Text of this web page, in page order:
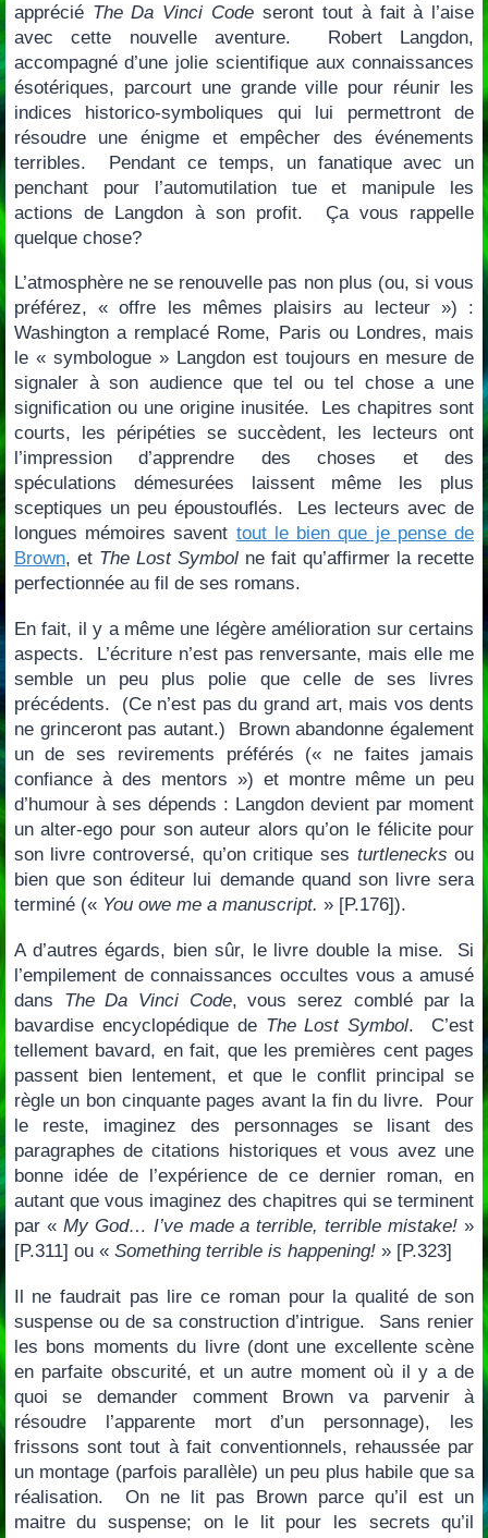
apprécié The Da Vinci Code seront tout à fait à l’aise
avec cette nouvelle aventure. Robert Langdon,
accompagné d’une jolie scientifique aux connaissances
ésotériques, parcourt une grande ville pour réunir les
indices historico-symboliques qui lui permettront de
résoudre une énigme et empêcher des événements
terribles. Pendant ce temps, un fanatique avec un
penchant pour l’automutilation tue et manipule les
actions de Langdon à son profit. Ça vous rappelle
quelque chose?
L’atmosphère ne se renouvelle pas non plus (ou, si vous
préférez, « offre les mêmes plaisirs au lecteur ») :
Washington a remplacé Rome, Paris ou Londres, mais
le « symbologue » Langdon est toujours en mesure de
signaler à son audience que tel ou tel chose a une
signification ou une origine inusitée. Les chapitres sont
courts, les péripéties se succèdent, les lecteurs ont
l’impression d’apprendre des choses et des
spéculations démesurées laissent même les plus
sceptiques un peu époustouflés. Les lecteurs avec de
longues mémoires savent tout le bien que je pense de
Brown, et The Lost Symbolne fait qu’affirmer la recette
perfectionnée au fil de ses romans.
En fait, il y a même une légère amélioration sur certains
aspects. L’écriture n’est pas renversante, mais elle me
semble un peu plus polie que celle de ses livres
précédents. (Ce n’est pas du grand art, mais vos dents
ne grinceront pas autant.) Brown abandonne également
un de ses revirements préférés (« ne faites jamais
confiance à des mentors ») et montre même un peu
d’humour à ses dépends : Langdon devient par moment
un alter-ego pour son auteur alors qu’on le félicite pour
son livre controversé, qu’on critique ses turtlenecks ou
bien que son éditeur lui demande quand son livre sera
terminé (« You owe me a manuscript. » [P.176]).
A d’autres égards, bien sûr, le livre double la mise. Si
l’empilement de connaissances occultes vous a amusé
dans The Da Vinci Code, vous serez comblé par la
bavardise encyclopédique de The Lost Symbol. C’est
tellement bavard, en fait, que les premières cent pages
passent bien lentement, et que le conflit principal se
règle un bon cinquante pages avant la fin du livre. Pour
le reste, imaginez des personnages se lisant des
paragraphes de citations historiques et vous avez une
bonne idée de l’expérience de ce dernier roman, en
autant que vous imaginez des chapitres qui se terminent
par « My God… I’ve made a terrible, terrible mistake! »
[P.311] ou « Something terrible is happening!» [P.323]
Il ne faudrait pas lire ce roman pour la qualité de son
suspense ou de sa construction d’intrigue. Sans renier
les bons moments du livre (dont une excellente scène
en parfaite obscurité, et un autre moment où il y a de
quoi se demander comment Brown va parvenir à
résoudre l’apparente mort d’un personnage), les
frissons sont tout à fait conventionnels, rehaussée par
un montage (parfois parallèle) un peu plus habile que sa
réalisation. On ne lit pas Brown parce qu’il est un
maitre du suspense; on le lit pour les secrets qu’il